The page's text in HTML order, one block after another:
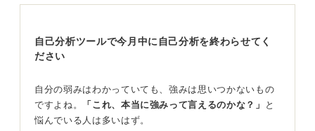
ないといけないのでとても大変ですが、「博士課程に進
学しない」と決めたなら就職活動の時間をしっかり確保
この時点で心を決めず、何となく研究もしながら就活も
やらないといけない、という心理状態では満足な就活準
備ができず、たとえ理系院生だとしても準備なしに就活
自己分析ツールで今月中に自己分析を終わらせてく
ださい
自分の弱みはわかっていても、強みは思いつかないもの
ですよね。
「これ、本当に強みって言えるのかな？」
と
悩んでいる人は多いはず。